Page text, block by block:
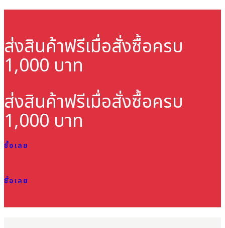
ส่งสินค้าฟรีเมื่อสั่งซื้อครบ
1,000 บาท
ส่งสินค้าฟรีเมื่อสั่งซื้อครบ
1,000 บาท
ซื้อเลย
ซื้อเลย